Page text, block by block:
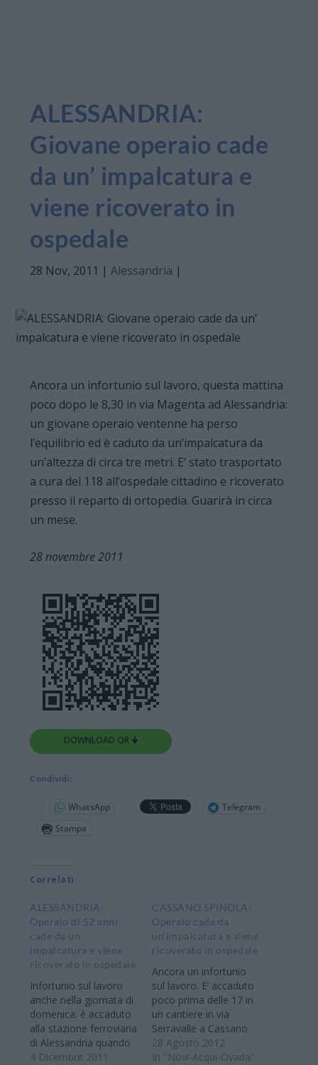
ALESSANDRIA:
Giovane operaio cade
da un’ impalcatura e
viene ricoverato in
ospedale
28 Nov, 2011 |Alessandria |
Ancora un infortunio sul lavoro, questa mattina
poco dopo le 8,30 in via Magenta ad Alessandria:
un giovane operaio ventenne ha perso
l’equilibrio ed è caduto da un’impalcatura da
un’altezza di circa tre metri. E’ stato trasportato
a cura del 118 all’ospedale cittadino e ricoverato
presso il reparto di ortopedia. Guarirà in circa
un mese.
28 novembre 2011
DOWNLOAD QR 🠋
Condividi:
WhatsApp
Telegram
Stampa
Correlati
ALESSANDRIA:
Operaio di 52 anni
cade da un
impalcatura e viene
ricoverato in ospedale
Infortunio sul lavoro
anche nella giornata di
domenica: è accaduto
alla stazione ferroviaria
di Alessandria quando
un operaio di 52 anni
4 Dicembre 2011
CASSANO SPINOLA:
Operaio cade da
un’impalcatura e viene
ricoverato in ospedale
Ancora un infortunio
sul lavoro. E’ accaduto
poco prima delle 17 in
un cantiere in via
Serravalle a Cassano
Spinola. Un operaio di
45 anni stava
28 Agosto 2012
In "Novi-Acqui-Ovada"